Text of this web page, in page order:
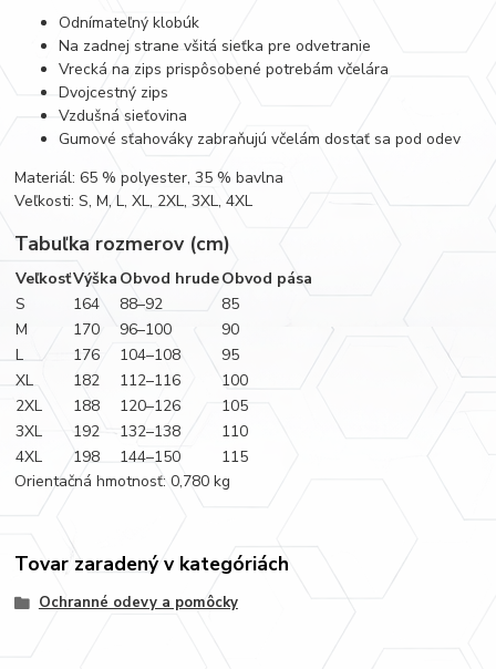
Odnímateľný klobúk
Na zadnej strane všitá sieťka pre odvetranie
Vrecká na zips prispôsobené potrebám včelára
Dvojcestný zips
Vzdušná sieťovina
Gumové sťahováky zabraňujú včelám dostať sa pod odev
Materiál: 65 % polyester, 35 % bavlna
Veľkosti: S, M, L, XL, 2XL, 3XL, 4XL
Tabuľka rozmerov (cm)
VeľkosťVýška Obvod hrudeObvod pása
S
164 88–92
85
M
170 96–100
90
L
176 104–108
95
XL
182 112–116
100
2XL
188 120–126
105
3XL
192 132–138
110
4XL
198 144–150
115
Orientačná hmotnosť: 0,780 kg
Tovar zaradený v kategóriách
Ochranné odevy a pomôcky